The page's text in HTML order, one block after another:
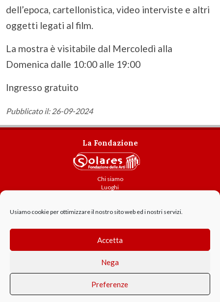
Usiamo cookie per ottimizzare il nostro sito web ed i nostri servizi.
Accetta
Nega
Preferenze
dell’epoca, cartellonistica, video interviste e altri
oggetti legati al film.
La mostra è visitabile dal Mercoledì alla
Domenica dalle 10:00 alle 19:00
Ingresso gratuito
Pubblicato il: 26-09-2024
La Fondazione
Chi siamo
Luoghi
Contatti
Cookie Policy
GDPR - Privacy
© 2021 Solares Fondazione delle Arti - Parma - P.IVA 02214460343